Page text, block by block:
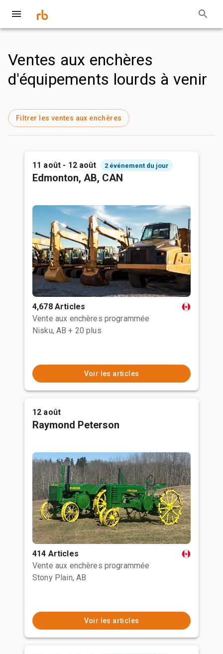
Ventes aux enchères
d'équipements lourds à venir
Filtrer les ventes aux enchères
11 août - 12 août 2 événement du jour
Edmonton, AB, CAN
4,678 Articles
Vente aux enchères programmée
Nisku, AB + 20 plus
Voir les articles
12 août
Raymond Peterson
414 Articles
Vente aux enchères programmée
Stony Plain, AB
Voir les articles